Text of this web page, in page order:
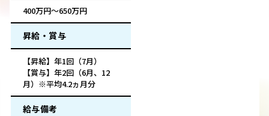
400万円～650万円
昇給・賞与
【昇給】年1回（7月）
【賞与】年2回（6月、12
月）※平均4.2ヵ月分
給与備考